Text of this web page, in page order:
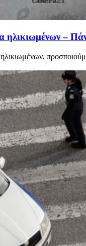
ηλικιωμένων –